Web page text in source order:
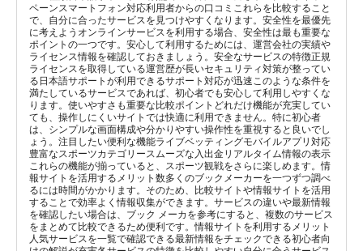
ペーンスマートフォン対応利用者からの口コミこれらを比較すること
で、自分に合ったサービスを見つけやすくなります。安全性を最優先
に考えようオンラインサービスを利用する場合、安全性は最も重要な
ポイントの一つです。安心して利用するためには、運営会社の実績や
ライセンス情報を確認しておきましょう。安全なサービスの特徴正規
ライセンスを取得している運営歴が長いセキュリティ対策が整ってい
る日本語サポートが利用できるサポート対応が迅速このような条件を
満たしているサービスであれば、初心者でも安心して利用しやすくな
ります。使いやすさも重要な比較ポイントどれだけ機能が充実してい
ても、操作しにくいサイトでは快適に利用できません。特に初心者
は、シンプルな画面構成や分かりやすい操作性を重視すると良いでし
ょう。注目したい便利な機能ライブベッティングモバイルアプリ対応
豊富なスポーツカテゴリースムーズな入出金リアルタイム情報の表示
これらの機能が揃っていると、スポーツ観戦をさらに楽しめます。情
報サイトを活用するメリット数多くのブックメーカーを一つずつ調べ
るには時間がかかります。そのため、比較サイトや情報サイトを活用
することで効率よく情報収集ができます。サービスの違いや最新情報
を確認したい場合は、ブック メーカを参考にすると、複数のサービス
をまとめて比較できるため便利です。情報サイトを利用するメリット
人気サービスを一覧で確認できる最新情報をチェックできる初心者向